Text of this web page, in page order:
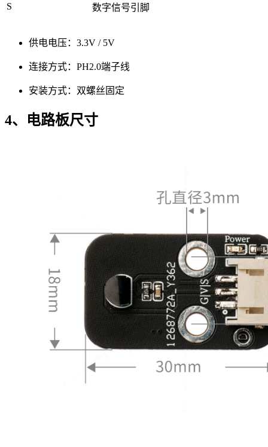
S 数字信号引脚
供电电压：3.3V / 5V
连接方式：PH2.0端子线
安装方式：双螺丝固定
4、电路板尺寸